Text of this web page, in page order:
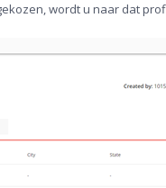
wordt u naar dat